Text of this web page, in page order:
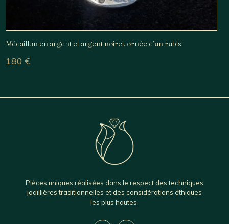
Médaillon en argent et argent noirci, ornée d’un rubis
180 €
Pièces uniques réalisées dans le respect des techniques
joaillières traditionnelles et des considérations éthiques
les plus hautes.